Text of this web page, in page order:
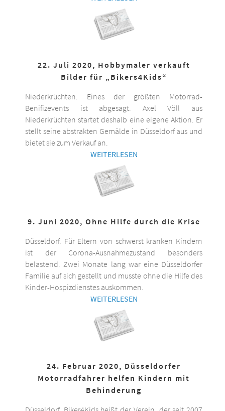
22. Juli 2020, Hobbymaler verkauft
Bilder für „Bikers4Kids“
Niederkrüchten. Eines der größten Motorrad-
Benifizevents ist abgesagt. Axel Völl aus
Niederkrüchten startet deshalb eine eigene Aktion. Er
stellt seine abstrakten Gemälde in Düsseldorf aus und
bietet sie zum Verkauf an.
WEITERLESEN
9. Juni 2020, Ohne Hilfe durch die Krise
Düsseldorf. Für Eltern von schwerst kranken Kindern
ist der Corona-Ausnahmezustand besonders
belastend. Zwei Monate lang war eine Düsseldorfer
Familie auf sich gestellt und musste ohne die Hilfe des
Kinder-Hospizdienstes auskommen.
WEITERLESEN
24. Februar 2020, Düsseldorfer
Motorradfahrer helfen Kindern mit
Behinderung